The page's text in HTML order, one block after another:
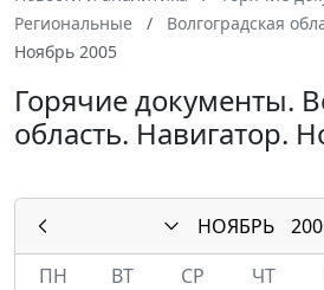
Региональные
Волгоградская
Ноябрь 2005
Горячие документы.
область. Навигатор.
НОЯБРЬ
ПН
ВТ СР ЧТ